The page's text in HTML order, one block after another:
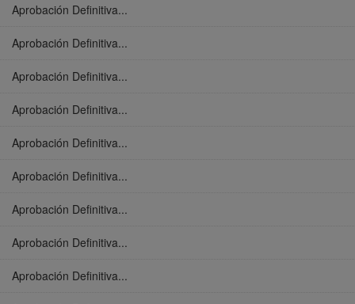
Aprobación Definitiva...
Aprobación Definitiva...
Aprobación Definitiva...
Aprobación Definitiva...
Aprobación Definitiva...
Aprobación Definitiva...
Aprobación Definitiva...
Aprobación Definitiva...
Aprobación Definitiva...